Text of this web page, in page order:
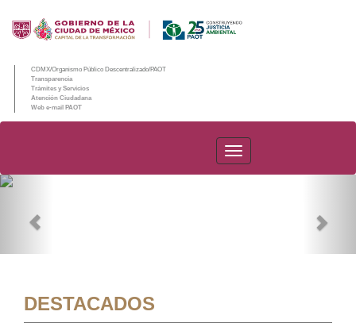
CDMX/Organismo Público Descentralizado/PAOT
Transparencia
Trámites y Servicios
Atención Ciudadana
Web e-mail PAOT
PAOT
DESTACADOS